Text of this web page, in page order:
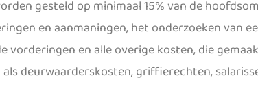
gesteld op minimaal 15% van de
en aanmaningen, het onderzoeken van
vorderingen en alle overige kosten, die
deurwaarderskosten, griffierechten,